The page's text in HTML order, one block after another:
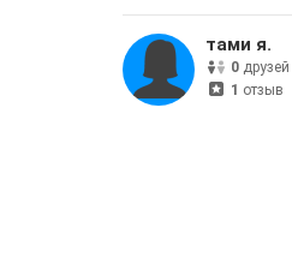
тами я.
0 друзей
1 отзыв